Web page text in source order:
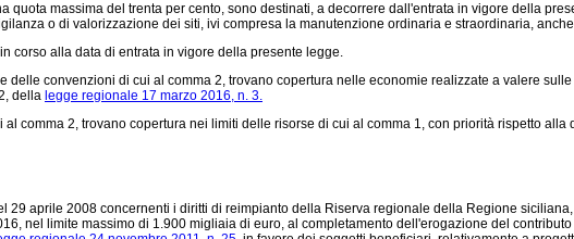
massima del trenta per cento, sono destinati, a decorrere dall'entrata in vigore della
o di valorizzazione dei siti, ivi compresa la manutenzione ordinaria e straordinaria,
corso alla data di entrata in vigore della presente legge.
convenzioni di cui al comma 2, trovano copertura nelle economie realizzate a valere
della legge regionale 17 marzo 2016, n. 3.
comma 2, trovano copertura nei limiti delle risorse di cui al comma 1, con priorità rispetto alla
29 aprile 2008 concernenti i diritti di reimpianto della Riserva regionale della Regione
nel limite massimo di 1.900 migliaia di euro, al completamento dell'erogazione del